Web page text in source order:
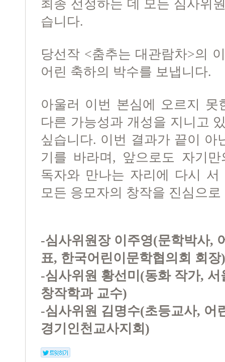
최종 선정하는 데 모든 심사위
습니다.
당선작 <춤추는 대관람차>의
어린 축하의 박수를 보냅니다.
아울러 이번 본심에 오르지 못
다른 가능성과 개성을 지니고
싶습니다. 이번 결과가 끝이 아
기를 바라며, 앞으로도 자기
독자와 만나는 자리에 다시 서
모든 응모자의 창작을 진심으
-심사위원장 이주영(문학박사,
표, 한국어린이문학협의회 회장)
-심사위원 황선미(동화 작가,
창작학과 교수)
-심사위원 김명수(초등교사, 어
경기인천교사지회)